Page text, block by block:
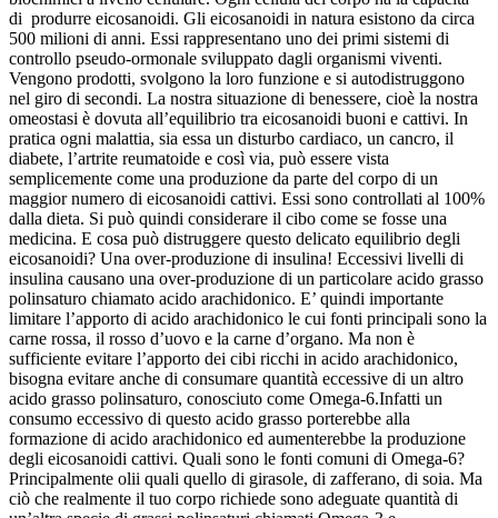
di produrre eicosanoidi. Gli eicosanoidi in natura esistono da circa
500 milioni di anni. Essi rappresentano uno dei primi sistemi di
controllo pseudo-ormonale sviluppato dagli organismi viventi.
Vengono prodotti, svolgono la loro funzione e si autodistruggono
nel giro di secondi. La nostra situazione di benessere, cioè la nostra
omeostasi è dovuta all’equilibrio tra eicosanoidi buoni e cattivi. In
pratica ogni malattia, sia essa un disturbo cardiaco, un cancro, il
diabete, l’artrite reumatoide e così via, può essere vista
semplicemente come una produzione da parte del corpo di un
maggior numero di eicosanoidi cattivi. Essi sono controllati al 100%
dalla dieta. Si può quindi considerare il cibo come se fosse una
medicina. E cosa può distruggere questo delicato equilibrio degli
eicosanoidi? Una over-produzione di insulina! Eccessivi livelli di
insulina causano una over-produzione di un particolare acido grasso
polinsaturo chiamato acido arachidonico. E’ quindi importante
limitare l’apporto di acido arachidonico le cui fonti principali sono la
carne rossa, il rosso d’uovo e la carne d’organo. Ma non è
sufficiente evitare l’apporto dei cibi ricchi in acido arachidonico,
bisogna evitare anche di consumare quantità eccessive di un altro
acido grasso polinsaturo, conosciuto come Omega-6.Infatti un
consumo eccessivo di questo acido grasso porterebbe alla
formazione di acido arachidonico ed aumenterebbe la produzione
degli eicosanoidi cattivi. Quali sono le fonti comuni di Omega-6?
Principalmente olii quali quello di girasole, di zafferano, di soia. Ma
ciò che realmente il tuo corpo richiede sono adeguate quantità di